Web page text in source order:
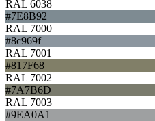
RAL 6038
#7E8B92
RAL 7000
#8c969f
RAL 7001
#817F68
RAL 7002
#7A7B6D
RAL 7003
#9EA0A1